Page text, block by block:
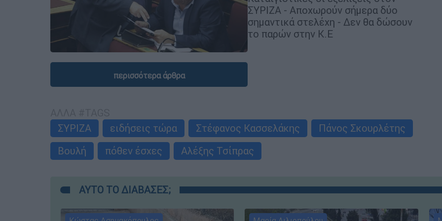
ΣΥΡΙΖΑ - Αποχωρούν σήμερα δύο
σημαντικά στελέχη - Δεν θα δώσουν
το παρών στην Κ.Ε
περισσότερα άρθρα
ΣΥΡΙΖΑ
ειδήσεις τώρα Στέφανος Κασσελάκης
Πάνος Σκουρλέτης
Βουλή
πόθεν έσχες Αλέξης Τσίπρας
ΑΥΤΟ ΤΟ ΔΙΑΒΑΣΕΣ;